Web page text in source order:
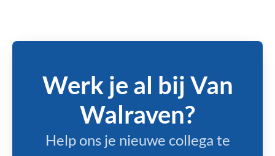
Werk je al bij Van
Walraven?
Help ons je nieuwe collega te